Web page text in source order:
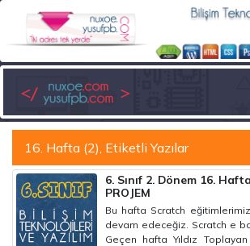
16. Hafta (2), Etiketli Yazılar
6. Sınıf 2. Dönem 16.
PROJEM
Bu hafta Scratch
devam edeceğiz. Scratch e
Geçen hafta Yıldız